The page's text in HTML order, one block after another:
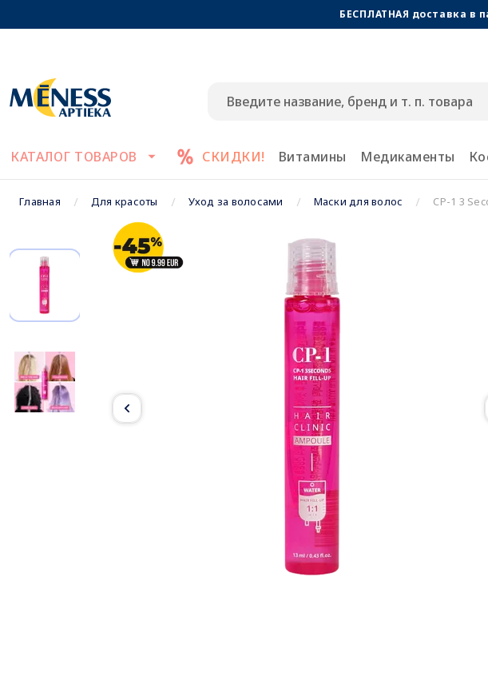
БЕСПЛАТНАЯ доставка в
КАТАЛОГ ТОВАРОВ СКИДКИ! Витамины Медикаменты
Главная Для красоты Уход за волосами Маски для волос CP-1 3
Item